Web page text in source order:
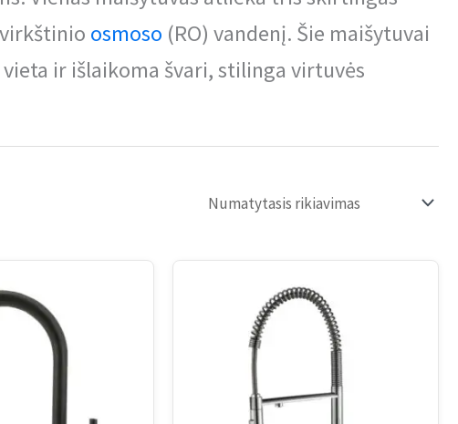
osmoso (RO) vandenį. Šie maišytuvai
ir išlaikoma švari, stilinga virtuvės
€